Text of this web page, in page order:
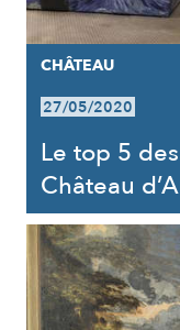
CHÂTEAU
27/05/2020
Le top 5
Château